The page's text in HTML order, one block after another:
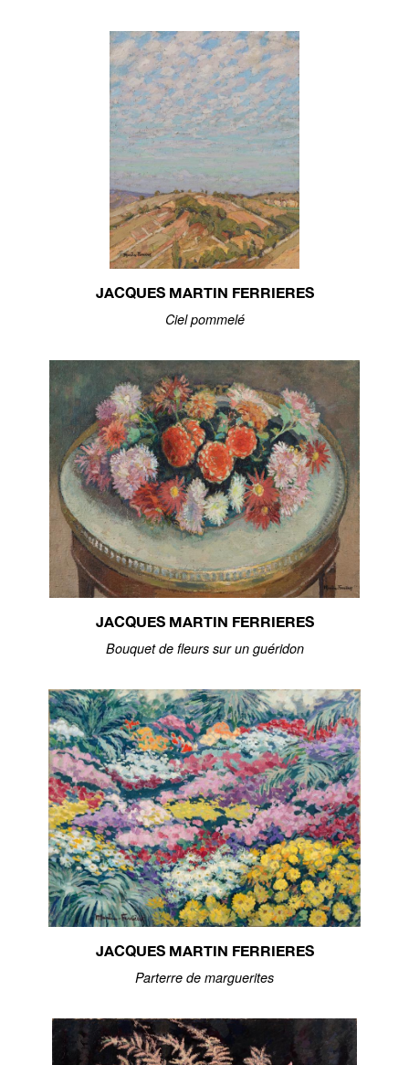
JACQUES MARTIN FERRIERES
Ciel pommelé
JACQUES MARTIN FERRIERES
Bouquet de fleurs sur un guéridon
JACQUES MARTIN FERRIERES
Parterre de marguerites